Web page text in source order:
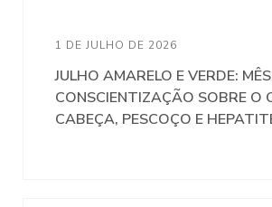
1 DE JULHO DE 2026
JULHO AMARELO E VERDE:
CONSCIENTIZAÇÃO SOBRE O
CABEÇA, PESCOÇO E